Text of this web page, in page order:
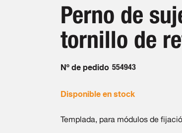
Perno de
tornillo de
Nº de pedido 554943
Disponible en stock
Templada, para módulos de